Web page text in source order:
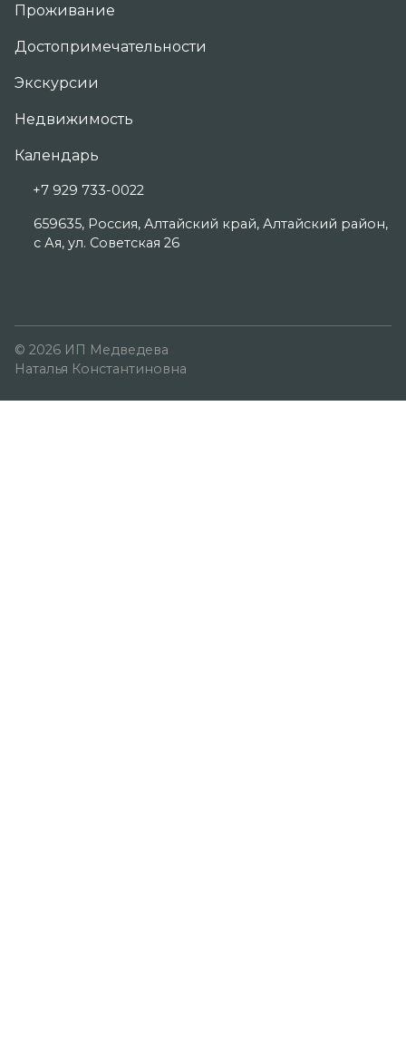
Проживание
Достопримечательности
Экскурсии
Недвижимость
Календарь
+7 929 733-0022
659635, Россия, Алтайский край, Алтайский район,
с Ая, ул. Советская 26
© 2026 ИП Медведева
Наталья Константиновна